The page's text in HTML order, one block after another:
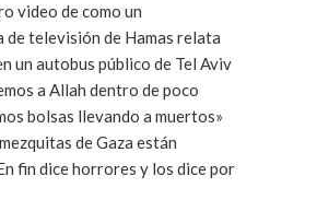
video de como un
de televisión de Hamas relata
un autobus público de Tel Aviv
a Allah dentro de poco
bolsas llevando a muertos»
de Gaza están
fin dice horrores y los dice por